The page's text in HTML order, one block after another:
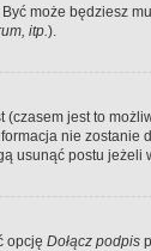
może będziesz
itp.).
jest to
nie
usunąć postu jeżeli
opcję Dołącz podpis